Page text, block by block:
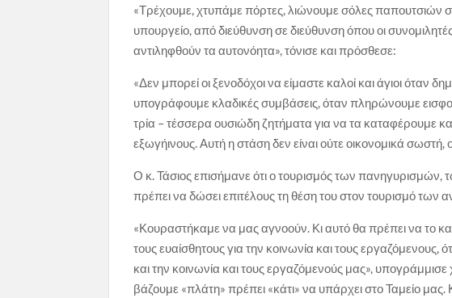
«Τρέχουμε, χτυπάμε πόρτες, λιώνουμε σόλες παπουτσιών
υπουργείο, από διεύθυνση σε διεύθυνση όπου οι
αντιληφθούν τα αυτονόητα», τόνισε και πρόσθεσε:
«Δεν μπορεί οι ξενοδόχοι να είμαστε καλοί και άγιοι όταν
υπογράφουμε κλαδικές συμβάσεις, όταν πληρώνουμε
τρία – τέσσερα ουσιώδη ζητήματα για να τα καταφέρουμε
εξωγήινους. Αυτή η στάση δεν είναι ούτε οικονομικά σωστή,
Ο κ. Τάσιος επισήμανε ότι ο τουρισμός των πανηγυρισμών,
πρέπει να δώσει επιτέλους τη θέση του στον τουρισμό
«Κουραστήκαμε να μας αγνοούν. Κι αυτό θα πρέπει να το
τους ευαίσθητους για την κοινωνία και τους εργαζόμενους,
και την κοινωνία και τους εργαζόμενούς μας»,
βάζουμε «πλάτη» πρέπει «κάτι» να υπάρχει στο Ταμείο μας.